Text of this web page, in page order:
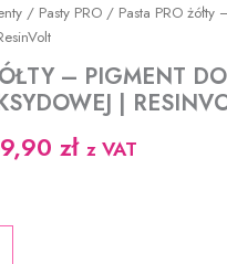
/ Pasty PRO / Pasta PRO
– PIGMENT DO
|
złZakres
z VAT